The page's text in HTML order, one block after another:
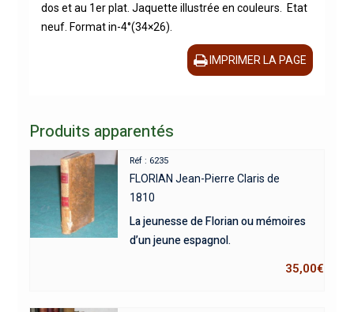
dos et au 1er plat. Jaquette illustrée en couleurs. Etat
neuf. Format in-4°(34×26).
IMPRIMER LA PAGE
Produits apparentés
Réf : 6235
FLORIAN Jean-Pierre Claris de
1810
La jeunesse de Florian ou mémoires
d’un jeune espagnol.
35,00€